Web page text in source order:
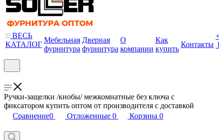
ВЕСЬ
КАТАЛОГ
Мебельная
фурнитура
Дверная
фурнитура
О
компании
Как
купить
Контакты
Ручки-защелки /кнобы/ межкомнатные без ключа с
фиксатором купить оптом от производителя с доставкой
Сравнение0 Отложенные 0 Корзина 0